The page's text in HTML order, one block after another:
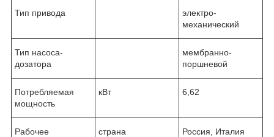
Тип привода
электро-
механический
Тип насоса-
дозатора
мембранно-
поршневой
Потребляемая
мощность
кВт 6,62
Рабочее
страна Россия, Италия